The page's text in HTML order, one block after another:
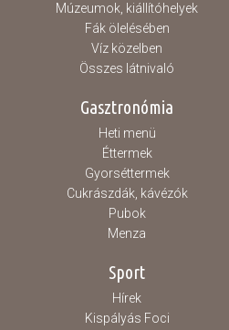
Múzeumok, kiállítóhelyek
Fák ölelésében
Víz közelben
Összes látnivaló
Gasztronómia
Heti menü
Éttermek
Gyorséttermek
Cukrászdák, kávézók
Pubok
Menza
Sport
Hírek
Kispályás Foci